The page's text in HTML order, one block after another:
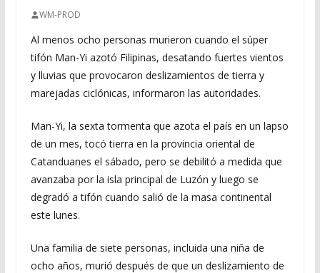
WM-PROD
Al menos ocho personas murieron cuando el súper
tifón Man-Yi azotó Filipinas, desatando fuertes vientos
y lluvias que provocaron deslizamientos de tierra y
marejadas ciclónicas, informaron las autoridades.
Man-Yi, la sexta tormenta que azota el país en un lapso
de un mes, tocó tierra en la provincia oriental de
Catanduanes el sábado, pero se debilitó a medida que
avanzaba por la isla principal de Luzón y luego se
degradó a tifón cuando salió de la masa continental
este lunes.
Una familia de siete personas, incluida una niña de
ocho años, murió después de que un deslizamiento de